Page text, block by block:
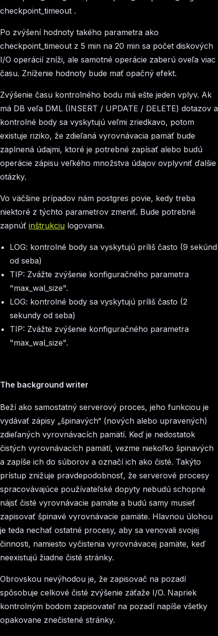
checkpoint_timeout .
Po zvýšení hodnoty takého parametra ako
checkpoint_timeout z 5 min na 20 min sa počet diskových
I/O operácií zníži, ale samotné operácie zaberú oveľa viac
času. Zníženie hodnoty bude mať opačný efekt.
Zvýšenie času kontrolného bodu má ešte jeden vplyv. Ak
má DB veľa DML (INSERT / UPDATE / DELETE) dotazov a
kontrolné body sa vyskytujú veľmi zriedkavo, potom
existuje riziko, že zdieľaná vyrovnávacia pamäť bude
zaplnená údajmi, ktoré je potrebné zapísať alebo budú
operácie zápisu veľkého množstva údajov ovplyvniť ďalšie
otázky.
Vo väčšine prípadov nám postgres povie, kedy treba
niektoré z týchto parametrov zmeniť. Bude potrebné
zapnúť inštrukciu logovania.
LOG: kontrolné body sa vyskytujú príliš často (9 sekúnd
od seba)
TIP: Zvážte zvýšenie konfiguračného parametra
"max_wal_size".
LOG: kontrolné body sa vyskytujú príliš často (2
sekundy od seba)
TIP: Zvážte zvýšenie konfiguračného parametra
"max_wal_size".
The background writer
Beží ako samostatný serverový proces, jeho funkciou je
vydávať zápisy „špinavých“ (nových alebo upravených)
zdieľaných vyrovnávacích pamätí. Keď je nedostatok
čistých vyrovnávacích pamätí, vezme niekoľko špinavých
a zapíše ich do súborov a označí ich ako čisté. Takýto
prístup znižuje pravdepodobnosť, že serverové procesy
spracovávajúce používateľské dopyty nebudú schopné
nájsť čisté vyrovnávacie pamäte a budú samy musieť
zapisovať špinavé vyrovnávacie pamäte. Hlavnou úlohou
je teda nechať ostatné procesy, aby sa venovali svojej
činnosti, namiesto vyčistenia vyrovnávacej pamäte, keď
neexistujú žiadne čisté stránky.
Obrovskou nevýhodou je, že zapisovač na pozadí
spôsobuje celkové čisté zvýšenie záťaže I/O. Napriek
kontrolným bodom zapisovateľ na pozadí napíše všetky
opakovane znečistené stránky.